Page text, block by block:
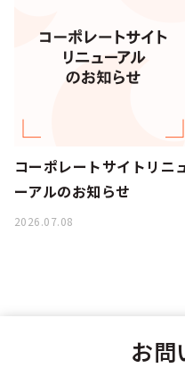
コーポレートサイトリニ
ーアルのお知らせ
2026.07.08
お問